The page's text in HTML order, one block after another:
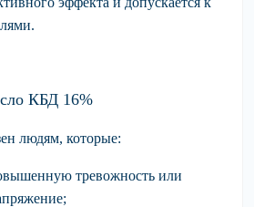
КБД 16%
людям, которые:
тревожность или